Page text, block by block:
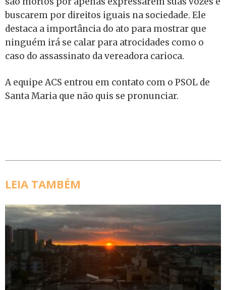
buscarem por direitos iguais na sociedade. Ele
destaca a importância do ato para mostrar que
ninguém irá se calar para atrocidades como o
caso do assassinato da vereadora carioca.
A equipe ACS entrou em contato com o PSOL de
Santa Maria que não quis se pronunciar.
LEIA TAMBÉM